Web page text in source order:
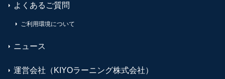
よくあるご質問
ご利用環境について
ニュース
運営会社（KIYOラーニング株式会社）